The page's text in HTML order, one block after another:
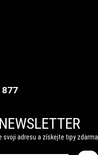
NEWSLETTER
svoji adresu a získejte tipy zdarma